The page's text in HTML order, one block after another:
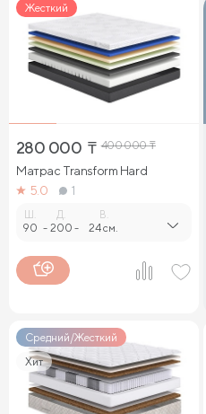
Жесткий
280 000 ₸ 400 000₸
Матрас Transform Hard
5.0
1
90 -
Д.
200 -
В.
24 см.
Средний/Жесткий
Хит